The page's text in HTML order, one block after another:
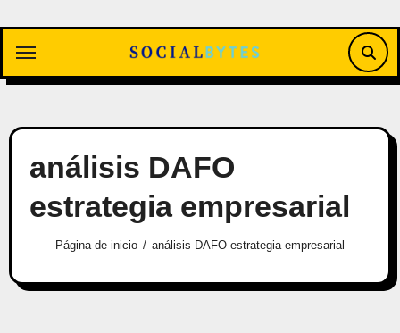
contenido
análisis DAFO
estrategia empresarial
Página de inicio análisis DAFO estrategia empresarial